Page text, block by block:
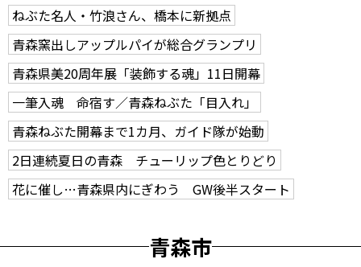
ねぶた名人・竹浪さん、橋本に新拠点
青森窯出しアップルパイが総合グランプリ
青森県美20周年展「装飾する魂」11日開幕
一筆入魂 命宿す／青森ねぶた「目入れ」
青森ねぶた開幕まで1カ月、ガイド隊が始動
2日連続夏日の青森 チューリップ色とりどり
花に催し…青森県内にぎわう GW後半スタート
青森市